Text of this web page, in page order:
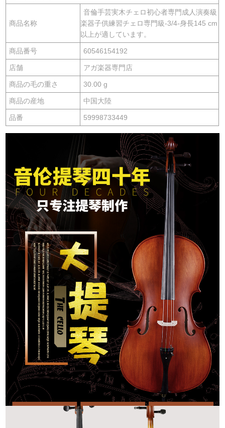
商品名称
音倫手芸実木チェロ初心者専門成人演奏級
楽器子供練習チェロ専門級-3/4-身長145 cm
以上が適しています。
商品番号 60546154192
店舗 アガ楽器専門店
商品の毛の重さ 30.00 g
商品の産地 中国大陸
品番 59998733449